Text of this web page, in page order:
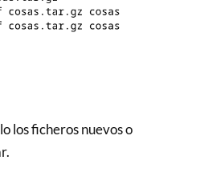
los ficheros nuevos o